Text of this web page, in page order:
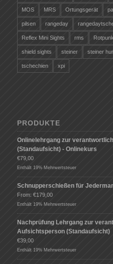
MOS MRS Ortungsgerät
pilsen rangeday
Reflex Mini Sights rms
shield sights steiner steiner
tschechien xpi
PRODUKTE
Onlinelehrgang zur
(Standaufsicht) - Onlinekurs
€79,00
Enthält 19% Mehrwertsteuer
Schnupperschießen für
From: €179,00
Enthält 19% Mehrwertsteuer
Nachprüfung Lehrgang zur
Aufsichtsperson (Standaufsicht)
€39,00
Enthält 19% Mehrwertsteuer